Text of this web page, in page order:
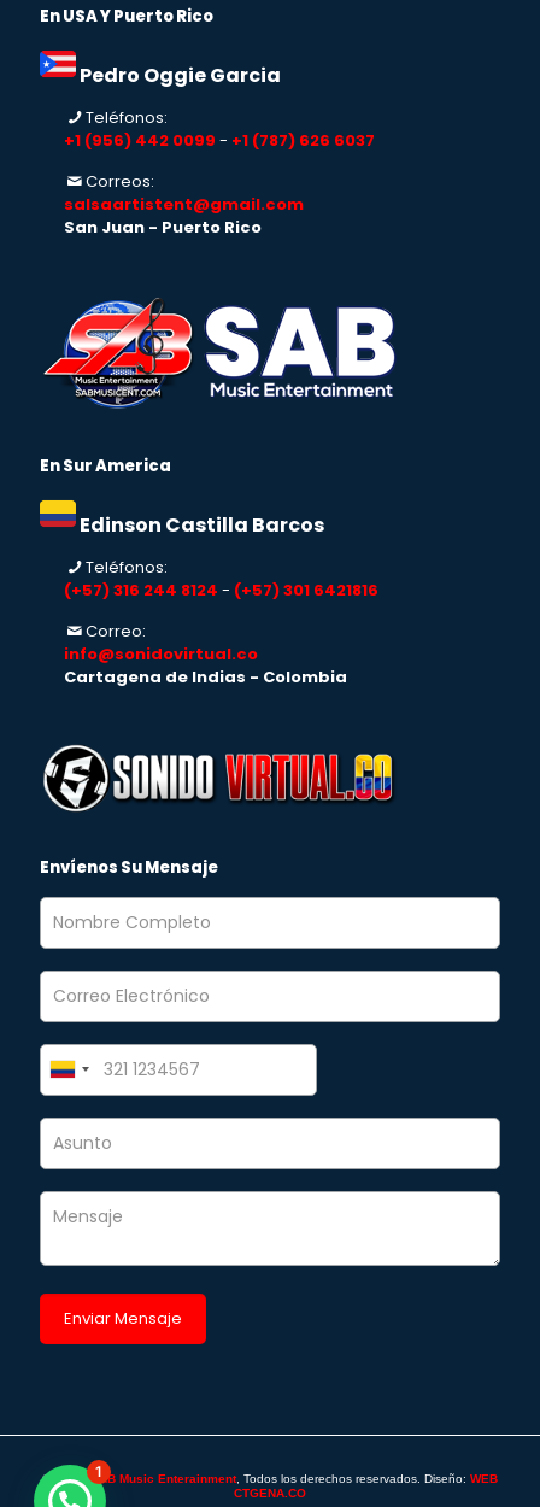
En USA Y Puerto Rico
Pedro Oggie Garcia
Teléfonos:
+1 (956) 442 0099 - +1 (787) 626 6037
Correos:
salsaartistent@gmail.com
San Juan - Puerto Rico
En Sur America
Edinson Castilla Barcos
Teléfonos:
(+57) 316 244 8124 - (+57) 301 6421816
Correo:
info@sonidovirtual.co
Cartagena de Indias - Colombia
Envíenos Su Mensaje
©2025 -SAB Music Enterainment, Todos los derechos reservados. Diseño: WEB
CTGENA.CO
1